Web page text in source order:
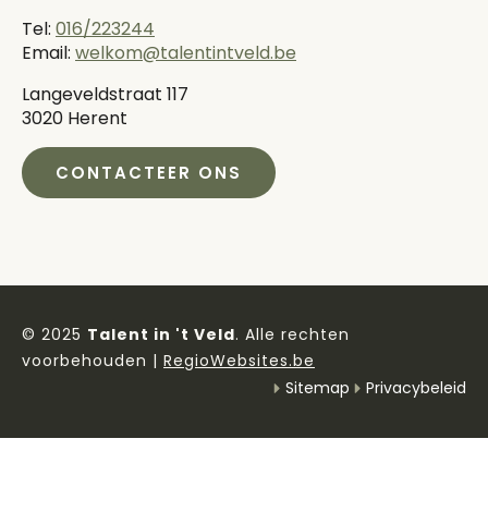
Tel: 016/223244
Email: welkom@talentintveld.be
Langeveldstraat 117
3020 Herent
CONTACTEER ONS
© 2025 Talent in 't Veld. Alle rechten
voorbehouden | RegioWebsites.be
Sitemap
Privacybeleid